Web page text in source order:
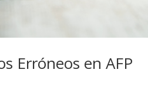
Erróneos en AFP